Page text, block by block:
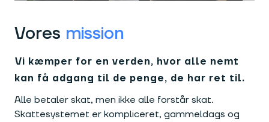
Vores mission
Vi kæmper for en verden, hvor alle nemt
kan få adgang til de penge, de har ret til.
Alle betaler skat, men ikke alle forstår skat.
Skattesystemet er kompliceret, gammeldags og